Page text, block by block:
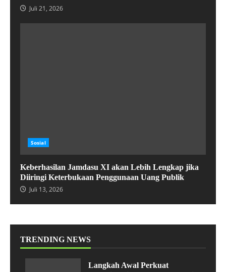
Juli 21, 2026
Sosial
Keberhasilan Jamdasu XI akan Lebih Lengkap jika
Diiringi Keterbukaan Penggunaan Uang Publik
Juli 13, 2026
TRENDING NEWS
Langkah Awal Perkuat